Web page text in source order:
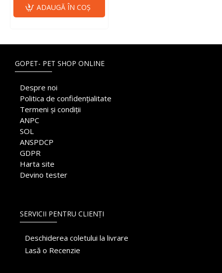
ADAUGĂ ÎN COŞ
GOPET- PET SHOP ONLINE
Despre noi
Politica de confidențialitate
Termeni și condiții
ANPC
SOL
ANSPDCP
GDPR
Harta site
Devino tester
SERVICII PENTRU CLIENȚI
Deschiderea coletului la livrare
Lasă o Recenzie